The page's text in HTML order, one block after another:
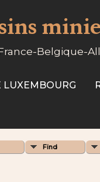
Belgique-
LUXEMBOURG
Find